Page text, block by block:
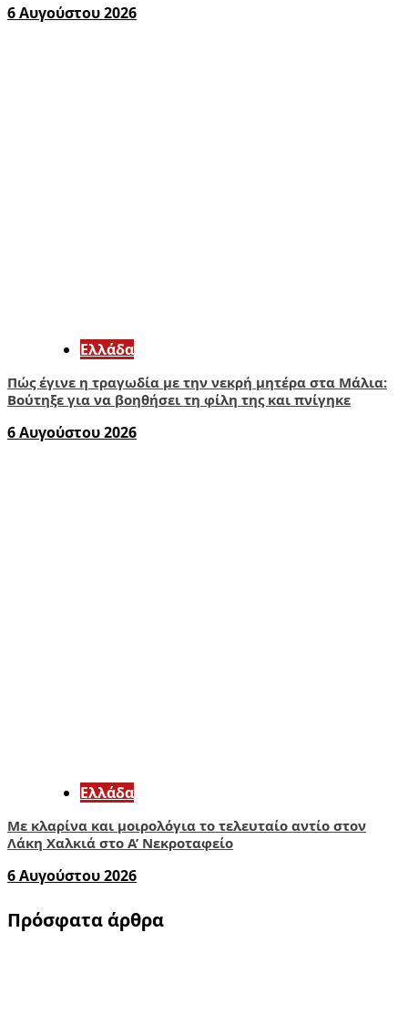
6 Αυγούστου 2026
Ελλάδα
Πώς έγινε η τραγωδία με την νεκρή μητέρα στα Μάλια:
Βούτηξε για να βοηθήσει τη φίλη της και πνίγηκε
6 Αυγούστου 2026
Ελλάδα
Με κλαρίνα και μοιρολόγια το τελευταίο αντίο στον
Λάκη Χαλκιά στο A’ Νεκροταφείο
6 Αυγούστου 2026
Πρόσφατα άρθρα